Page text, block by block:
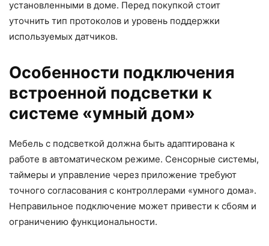
установленными в доме. Перед покупкой стоит
уточнить тип протоколов и уровень поддержки
используемых датчиков.
Особенности подключения
встроенной подсветки к
системе «умный дом»
Мебель с подсветкой должна быть адаптирована к
работе в автоматическом режиме. Сенсорные системы,
таймеры и управление через приложение требуют
точного согласования с контроллерами «умного дома».
Неправильное подключение может привести к сбоям и
ограничению функциональности.